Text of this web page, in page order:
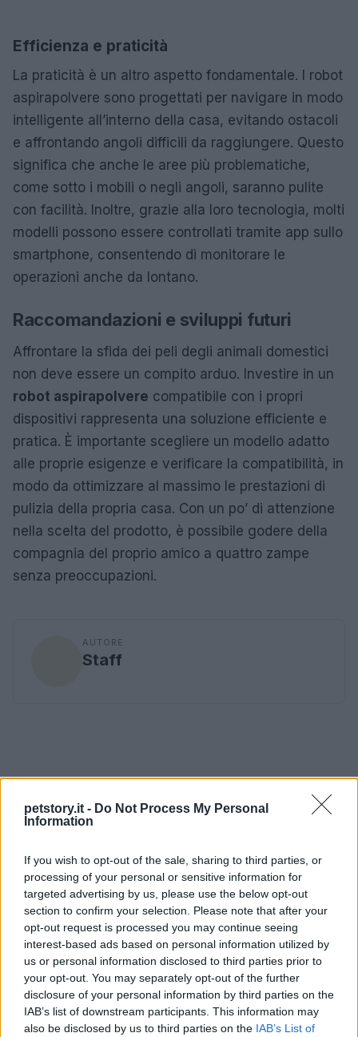
petstory.it - Do Not Process My Personal
Information
If you wish to opt-out of the sale, sharing to third parties, or
processing of your personal or sensitive information for
targeted advertising by us, please use the below opt-out
section to confirm your selection. Please note that after your
opt-out request is processed you may continue seeing
interest-based ads based on personal information utilized by
us or personal information disclosed to third parties prior to
your opt-out. You may separately opt-out of the further
disclosure of your personal information by third parties on the
IAB’s list of downstream participants. This information may
also be disclosed by us to third parties on the IAB’s List of
Efficienza e praticità
La praticità è un altro aspetto fondamentale. I robot
aspirapolvere sono progettati per navigare in modo
intelligente all’interno della casa, evitando ostacoli
e affrontando angoli difficili da raggiungere. Questo
significa che anche le aree più problematiche,
come sotto i mobili o negli angoli, saranno pulite
con facilità. Inoltre, grazie alla loro tecnologia, molti
modelli possono essere controllati tramite app sullo
smartphone, consentendo di monitorare le
operazioni anche da lontano.
Raccomandazioni e sviluppi futuri
Affrontare la sfida dei peli degli animali domestici
non deve essere un compito arduo. Investire in un
robot aspirapolvere compatibile con i propri
dispositivi rappresenta una soluzione efficiente e
pratica. È importante scegliere un modello adatto
alle proprie esigenze e verificare la compatibilità, in
modo da ottimizzare al massimo le prestazioni di
pulizia della propria casa. Con un po’ di attenzione
nella scelta del prodotto, è possibile godere della
compagnia del proprio amico a quattro zampe
senza preoccupazioni.
AUTORE
Staff